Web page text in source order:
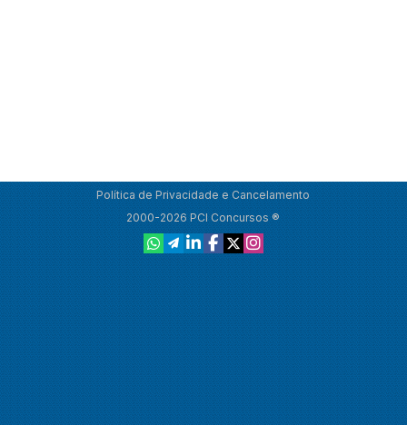
Política de Privacidade e Cancelamento
2000-2026 PCI Concursos ®